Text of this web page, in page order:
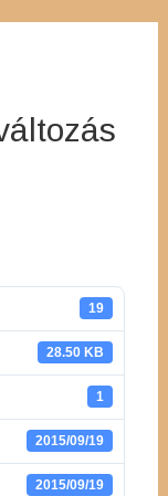
19
28.50 KB
1
2015/09/19
2015/09/19